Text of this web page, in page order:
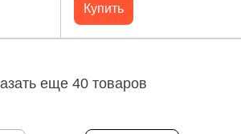
Купить
еще 40 товаров